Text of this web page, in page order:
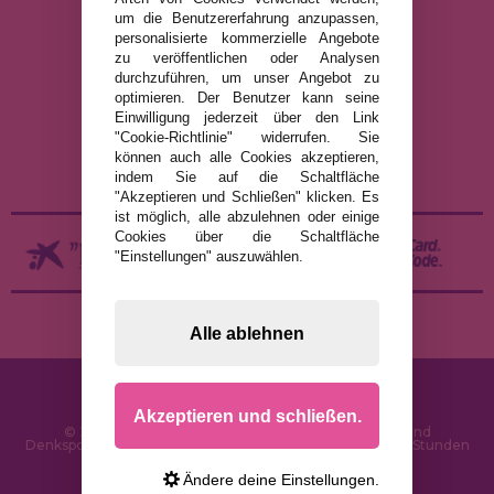
RECHTLICHE HINWEISE
DATENSCHUTZRICHTLINIE
COOKIE-RICHTLINIE
VERSAND UND RÜCKGABE
RÜCKGABE / WIDERRUF
© 2026 PuzzleLaden.de - Online-Shop für Puzzles und
Denksportaufgaben im Internet. Schnelle Lieferung in 24 Stunden
um die Benutzererfahrung anzupassen,
personalisierte kommerzielle Angebote
zu veröffentlichen oder Analysen
durchzuführen, um unser Angebot zu
optimieren. Der Benutzer kann seine
Einwilligung jederzeit über den Link
"Cookie-Richtlinie" widerrufen. Sie
können auch alle Cookies akzeptieren,
indem Sie auf die Schaltfläche
"Akzeptieren und Schließen" klicken. Es
ist möglich, alle abzulehnen oder einige
Cookies über die Schaltfläche
"Einstellungen" auszuwählen.
Alle ablehnen
Akzeptieren und schließen.
Ändere deine Einstellungen.